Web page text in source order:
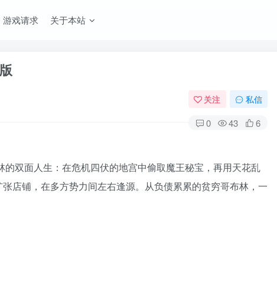
游戏请求 关于本站
关注 私信
0 43 6
双面人生：在危机四伏的地宫中偷取魔王秘宝，再用天花乱
店铺，在多方势力间左右逢源。从负债累累的贫穷哥布林，一